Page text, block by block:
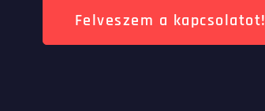
Felveszem a kapcsolatot!